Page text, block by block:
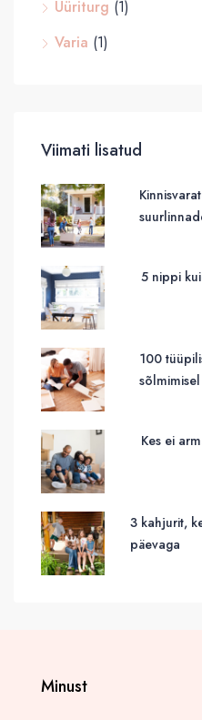
Üüriturg (1)
Varia (1)
Viimati lisatud
5 nippi
100
sõlmimisel
Kes ei
3 kahjurit,
päevaga
Minust